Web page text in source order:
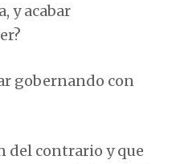
y acabar
gobernando con
del contrario y que